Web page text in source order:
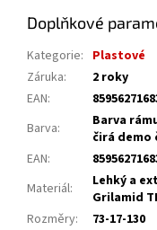
Doplňkové
Kategorie: Plastové
Záruka:
2 roky
EAN:
Barva:
Barva
čirá demo
EAN:
Materiál:
Lehký a
Grilamid
Rozměry:
73-17-130